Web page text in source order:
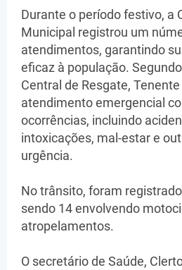
Durante o período festivo, a
Municipal registrou um
atendimentos, garantindo
eficaz à população.
Central de Resgate,
atendimento emergencial
ocorrências, incluindo
intoxicações, mal-estar e
urgência.
No trânsito, foram
sendo 14 envolvendo
atropelamentos.
O secretário de Saúde,